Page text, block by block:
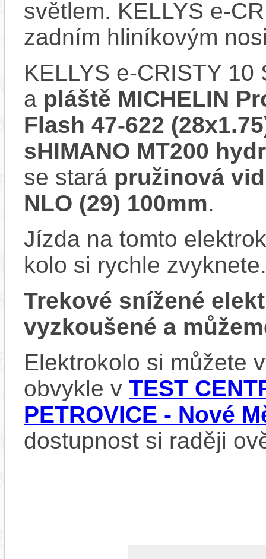
světlem. KELLYS e-
zadním hliníkovým
KELLYS e-CRISTY
a pláště MICHELIN
Flash 47-622
sHIMANO MT200
se stará pružinová
NLO (29) 100mm.
Jízda na tomto
kolo si rychle zvyknete.
Trekové snížené
vyzkoušené a
Elektrokolo si můžete
obvykle v TEST
PETROVICE - Nové
dostupnost si raději